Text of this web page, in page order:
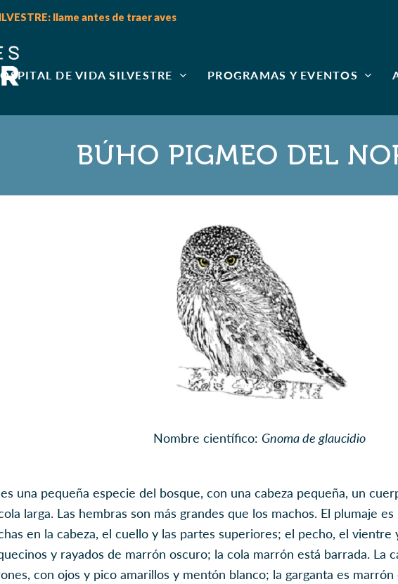
llame antes de traer aves
DE VIDA SILVESTRE PROGRAMAS Y EVENTOS
BÚHO PIGMEO DEL
Nombre científico: Gnoma de glaucidio
una pequeña especie del bosque, con una cabeza pequeña, un
larga. Las hembras son más grandes que los machos. El plumaje
en la cabeza, el cuello y las partes superiores; el pecho, el vientre
y rayados de marrón oscuro; la cola marrón está barrada. La
con ojos y pico amarillos y mentón blanco; la garganta es marrón